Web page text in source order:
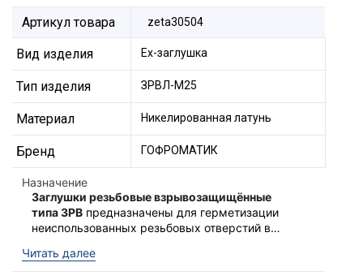
Артикул товара zeta30504
Вид изделия Ех-заглушка
Тип изделия ЗРВЛ-М25
Материал Никелированная латунь
Бренд ГОФРОМАТИК
Назначение
Заглушки резьбовые взрывозащищённые
типа ЗРВ предназначены для герметизации
неиспользованных резьбовых отверстий в
также выполняют функцию поддержания
необходимого уровня и вида взрывозащиты
Ex-заглушки типа ЗРВ
Читать далее